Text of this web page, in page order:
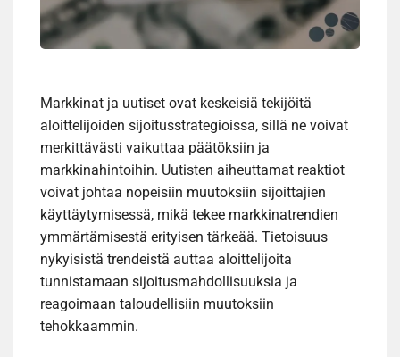
Markkinat ja uutiset ovat keskeisiä tekijöitä
aloittelijoiden sijoitusstrategioissa, sillä ne voivat
merkittävästi vaikuttaa päätöksiin ja
markkinahintoihin. Uutisten aiheuttamat reaktiot
voivat johtaa nopeisiin muutoksiin sijoittajien
käyttäytymisessä, mikä tekee markkinatrendien
ymmärtämisestä erityisen tärkeää. Tietoisuus
nykyisistä trendeistä auttaa aloittelijoita
tunnistamaan sijoitusmahdollisuuksia ja
reagoimaan taloudellisiin muutoksiin
tehokkaammin.